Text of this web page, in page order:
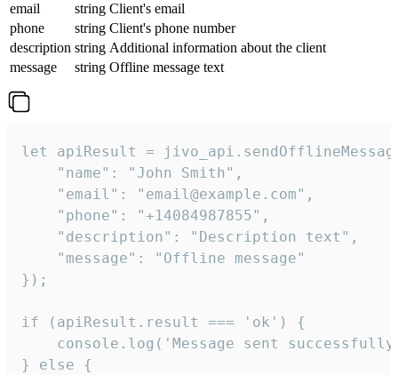
email
string Client's email
phone
string Client's phone number
description string Additional information about the client
message
string Offline message text
let apiResult =
    "name": "John Smith",
    "email": "email@example.com",
    "phone": "+14084987855",
    "description": "Description text",
    "message": "Offline message"
});
if (apiResult.result === 'ok') {
console.log('Message sent
} else {